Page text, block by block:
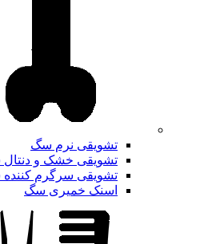
تشویقی نرم سگ
تشویقی خشک و
تشویقی سرگرم
اسنک خمیری سگ